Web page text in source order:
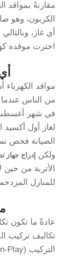
مقارنةً بمواقد
الكربون، وهو
أي غاز،
اخترت موقده
مواقد الكهرباء
من الناس عندما
في شهر أغسطس
لغاز أول
الصيانة فحص
ولكن
إدراج جهاز
الأتربة من حين
للمنازل
عادةً ما تكون
تكاليف تركيب